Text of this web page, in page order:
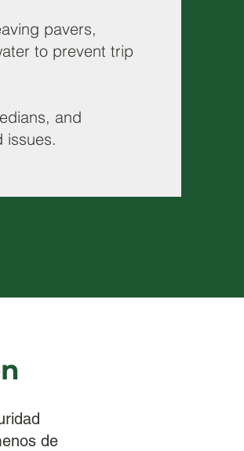
pavers,
to prevent trip
and
issues.
de